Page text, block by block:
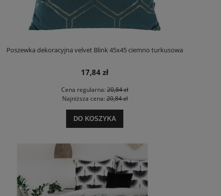
Poszewka dekoracyjna velvet Blink 45x45 ciemno turkusowa
17,84 zł
Cena regularna: 20,84 zł
Najniższa cena:20,84 zł
DO KOSZYKA